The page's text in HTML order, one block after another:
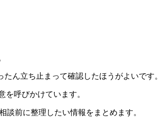
ん立ち止まって確認したほうがよいです。
呼びかけています。
前に整理したい情報をまとめます。